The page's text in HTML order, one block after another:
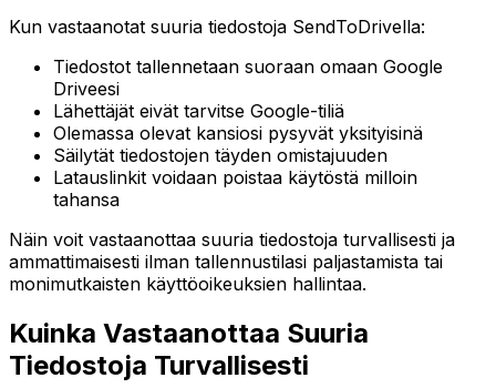
Kun vastaanotat suuria tiedostoja SendToDrivella:
Tiedostot tallennetaan suoraan omaan Google
Driveesi
Lähettäjät eivät tarvitse Google-tiliä
Olemassa olevat kansiosi pysyvät yksityisinä
Säilytät tiedostojen täyden omistajuuden
Latauslinkit voidaan poistaa käytöstä milloin
tahansa
Näin voit vastaanottaa suuria tiedostoja turvallisesti ja
ammattimaisesti ilman tallennustilasi paljastamista tai
monimutkaisten käyttöoikeuksien hallintaa.
Kuinka Vastaanottaa Suuria
Tiedostoja Turvallisesti